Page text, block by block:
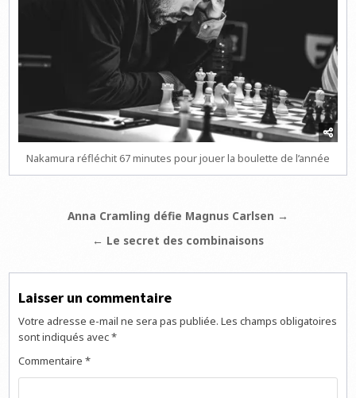
Nakamura réfléchit 67 minutes pour jouer la boulette de l’année
NavigationAnna Cramling défie Magnus Carlsen →
← Le secret des combinaisons
Laisser un commentaire
Votre adresse e-mail ne sera pas publiée. Les champs obligatoires
sont indiqués avec*
Commentaire*